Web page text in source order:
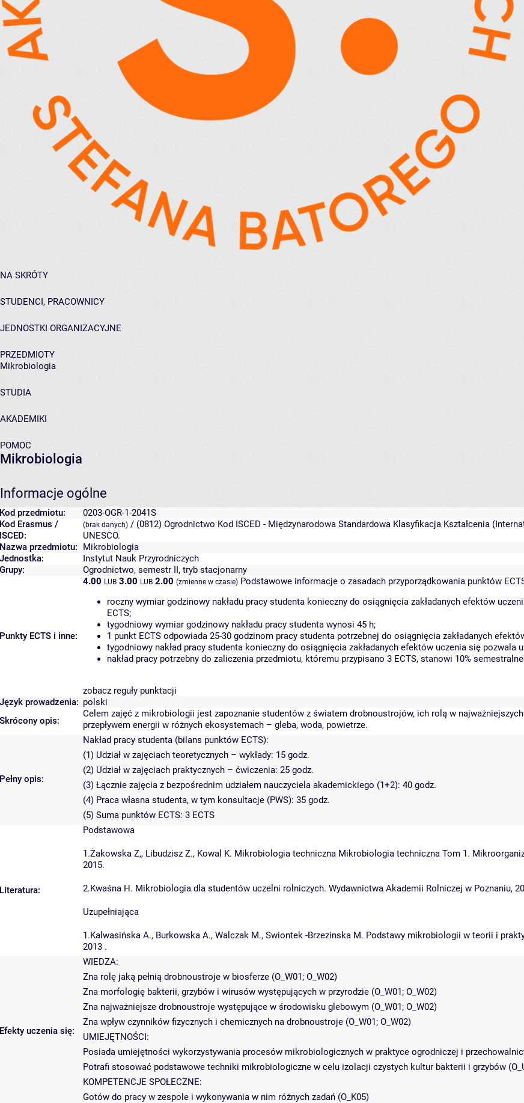
NA SKRÓTY
STUDENCI, PRACOWNICY
JEDNOSTKI ORGANIZACYJNE
PRZEDMIOTY
Mikrobiologia
STUDIA
AKADEMIKI
POMOC
Mikrobiologia
Informacje ogólne
Kod przedmiotu:
0203-OGR-1-2041S
Kod Erasmus /
ISCED:
(brak danych) / (0812) Ogrodnictwo Kod ISCED - Międzynarodowa Standardowa Klasyfikacja Kształcenia
UNESCO.
Nazwa przedmiotu:
Mikrobiologia
Jednostka:
Instytut Nauk Przyrodniczych
Grupy:
Ogrodnictwo, semestr II, tryb stacjonarny
Punkty ECTS i inne:
4.00 LUB 3.00 LUB 2.00 (zmienne w czasie) Podstawowe informacje o zasadach przyporządkowania punktów
roczny wymiar godzinowy nakładu pracy studenta konieczny do osiągnięcia zakładanych efektów
ECTS;
tygodniowy wymiar godzinowy nakładu pracy studenta wynosi 45 h;
1 punkt ECTS odpowiada 25-30 godzinom pracy studenta potrzebnej do osiągnięcia zakładanych
tygodniowy nakład pracy studenta konieczny do osiągnięcia zakładanych efektów uczenia się pozwala
nakład pracy potrzebny do zaliczenia przedmiotu, któremu przypisano 3 ECTS, stanowi 10%
zobacz reguły punktacji
Język prowadzenia: polski
Skrócony opis:
Celem zajęć z mikrobiologii jest zapoznanie studentów z światem drobnoustrojów, ich rolą w
przepływem energii w różnych ekosystemach – gleba, woda, powietrze.
Pełny opis:
Nakład pracy studenta (bilans punktów ECTS):
(1) Udział w zajęciach teoretycznych – wykłady: 15 godz.
(2) Udział w zajęciach praktycznych – ćwiczenia: 25 godz.
(3) Łącznie zajęcia z bezpośrednim udziałem nauczyciela akademickiego (1+2): 40 godz.
(4) Praca własna studenta, w tym konsultacje (PWS): 35 godz.
(5) Suma punktów ECTS: 3 ECTS
Literatura:
Podstawowa
1.Żakowska Z,, Libudzisz Z., Kowal K. Mikrobiologia techniczna Mikrobiologia techniczna Tom 1.
2015.
2.Kwaśna H. Mikrobiologia dla studentów uczelni rolniczych. Wydawnictwa Akademii Rolniczej w Poznaniu,
Uzupełniająca
1.Kalwasińska A., Burkowska A., Walczak M., Swiontek -Brzezinska M. Podstawy mikrobiologii w teorii i
2013 .
Efekty uczenia się:
WIEDZA:
Zna rolę jaką pełnią drobnoustroje w biosferze (O_W01; O_W02)
Zna morfologię bakterii, grzybów i wirusów występujących w przyrodzie (O_W01; O_W02)
Zna najważniejsze drobnoustroje występujące w środowisku glebowym (O_W01; O_W02)
Zna wpływ czynników fizycznych i chemicznych na drobnoustroje (O_W01; O_W02)
UMIEJĘTNOŚCI:
Posiada umiejętności wykorzystywania procesów mikrobiologicznych w praktyce ogrodniczej i
Potrafi stosować podstawowe techniki mikrobiologiczne w celu izolacji czystych kultur bakterii i grzybów
KOMPETENCJE SPOŁECZNE:
Gotów do pracy w zespole i wykonywania w nim różnych zadań (O_K05)